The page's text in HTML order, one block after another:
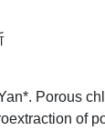
Porous
of